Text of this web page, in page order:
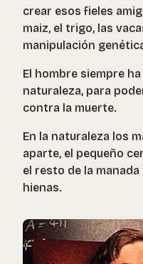
crear esos fieles
maiz, el trigo, las
manipulación
El hombre siempre
naturaleza, para
contra la muerte.
En la naturaleza los
aparte, el pequeño
el resto de la
hienas.